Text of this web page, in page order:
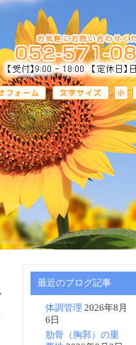
最近のブログ記事
体調管理 2026年8月
6日
肋骨（胸郭）の重